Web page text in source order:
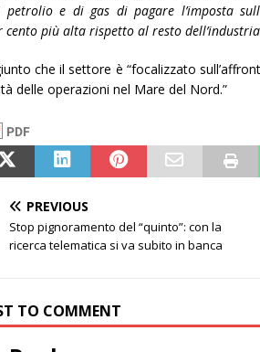
e di gas di pagare l’imposta
cento più alta rispetto al resto
che il settore è “focalizzato
delle operazioni nel Mare del Nord.”
PREVIOUS
Stop pignoramento del “quinto”: con la
ricerca telematica si va subito in banca
TO COMMENT